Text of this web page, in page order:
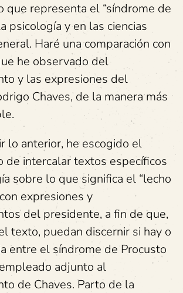
que representa el “síndrome de
psicología y en las ciencias
Haré una comparación con
he observado del
y las expresiones del
Chaves, de la manera más
lo anterior, he escogido el
de intercalar textos específicos
sobre lo que significa el “lecho
expresiones y
del presidente, a fin de que,
texto, puedan discernir si hay o
entre el síndrome de Procusto
adjunto al
de Chaves. Parto de la